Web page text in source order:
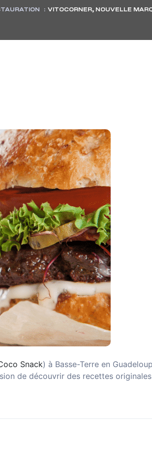
: VITOCORNER, NOUVELLE
Snack) à Basse-Terre en
de découvrir des recettes